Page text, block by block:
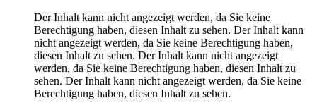
Der Inhalt kann nicht angezeigt werden, da Sie keine
Berechtigung haben, diesen Inhalt zu sehen. Der Inhalt kann
nicht angezeigt werden, da Sie keine Berechtigung haben,
diesen Inhalt zu sehen. Der Inhalt kann nicht angezeigt
werden, da Sie keine Berechtigung haben, diesen Inhalt zu
sehen. Der Inhalt kann nicht angezeigt werden, da Sie keine
Berechtigung haben, diesen Inhalt zu sehen.